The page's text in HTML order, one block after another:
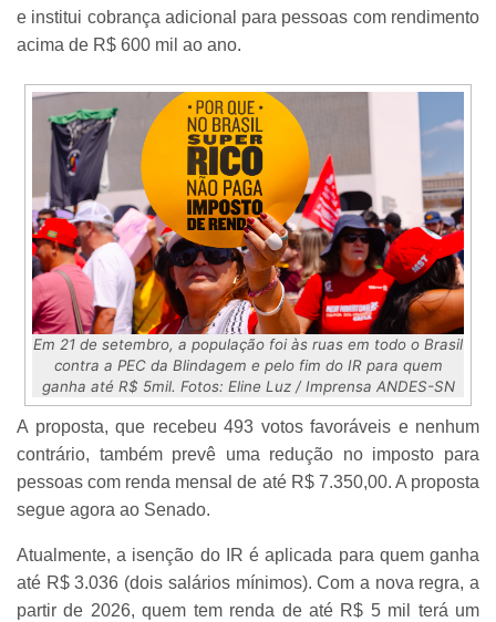
e institui cobrança adicional para pessoas com rendimento
acima de R$ 600 mil ao ano.
Em 21 de setembro, a população foi às ruas em todo o Brasil
contra a PEC da Blindagem e pelo fim do IR para quem
ganha até R$ 5mil. Fotos: Eline Luz / Imprensa ANDES-SN
A proposta, que recebeu 493 votos favoráveis e nenhum
contrário, também prevê uma redução no imposto para
pessoas com renda mensal de até R$ 7.350,00. A proposta
segue agora ao Senado.
Atualmente, a isenção do IR é aplicada para quem ganha
até R$ 3.036 (dois salários mínimos). Com a nova regra, a
partir de 2026, quem tem renda de até R$ 5 mil terá um